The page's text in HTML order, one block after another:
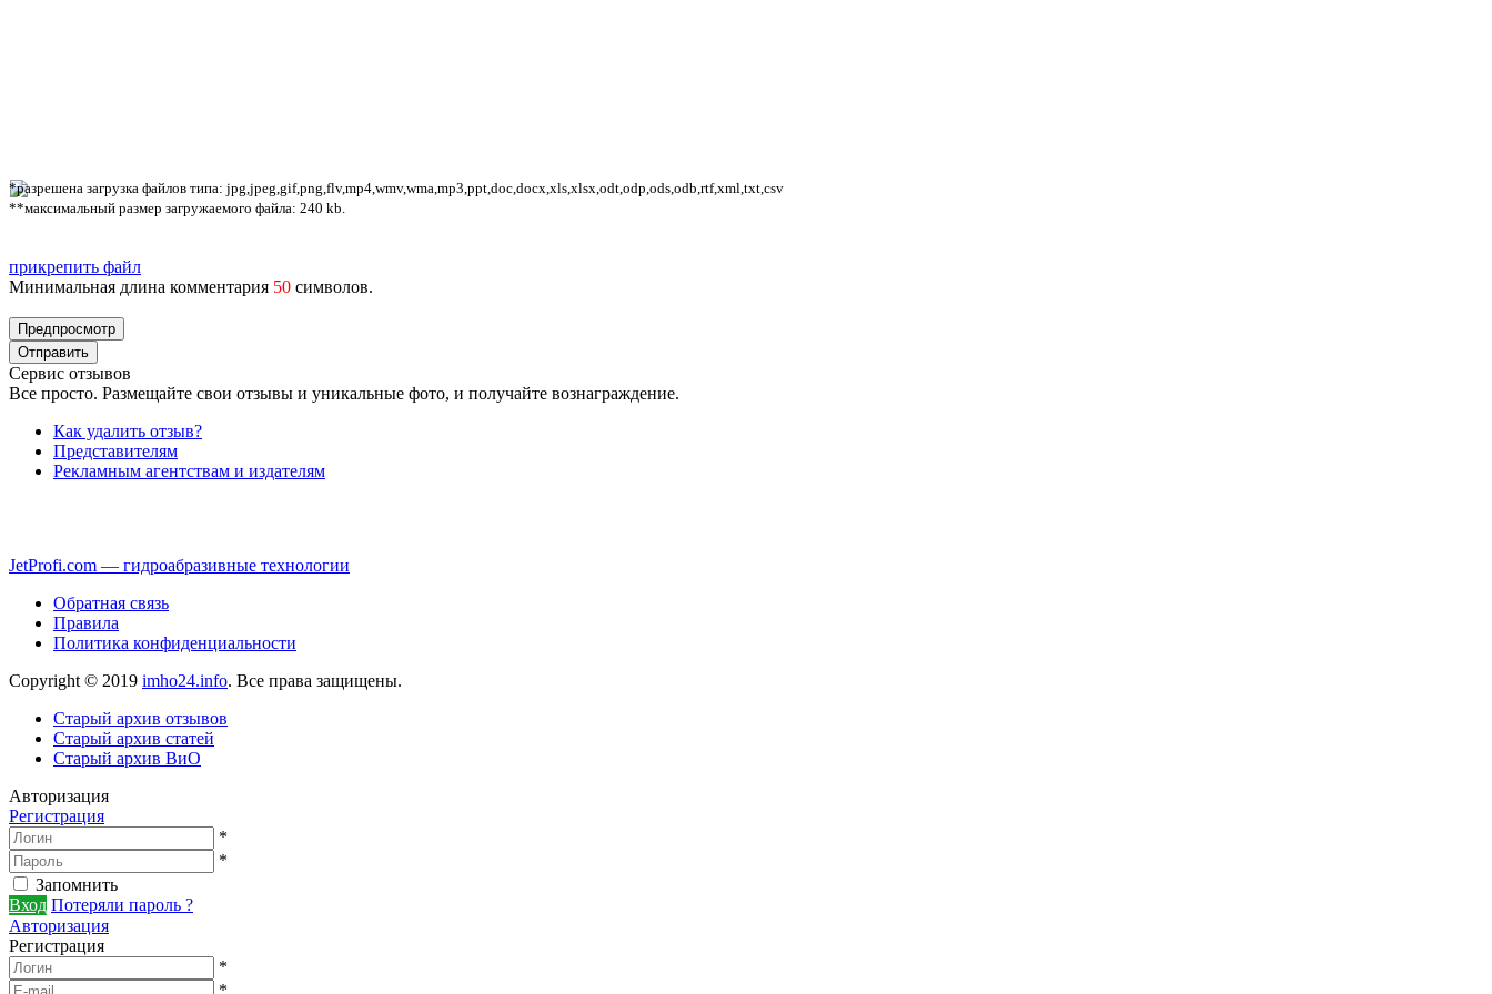
*разрешена загрузка файлов типа: jpg,jpeg,gif,png,flv,mp4,wmv,wma,mp3,ppt,doc,docx,xls,xlsx,odt,odp,ods,odb,rtf,xml,txt,csv
**максимальный размер загружаемого файла: 240 kb.
прикрепить файл
Минимальная длина комментария 50 символов.
Сервис отзывов
Все просто. Размещайте свои отзывы и уникальные фото, и получайте вознаграждение.
Как удалить отзыв?
Представителям
Рекламным агентствам и издателям
JetProfi.com — гидроабразивные технологии
Обратная связь
Правила
Политика конфиденциальности
Copyright © 2019 imho24.info. Все права защищены.
Старый архив отзывов
Старый архив статей
Старый архив ВиО
Авторизация
Регистрация
*
*
Запомнить
Вход Потеряли пароль ?
Авторизация
Регистрация
*